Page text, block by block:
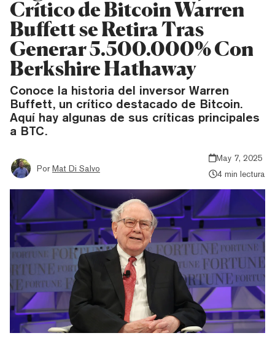
Crítico de Bitcoin Warren
Buffett se Retira Tras
Generar 5.500.000% Con
Berkshire Hathaway
Conoce la historia del inversor Warren
Buffett, un crítico destacado de Bitcoin.
Aquí hay algunas de sus críticas principales
a BTC.
Por Mat Di Salvo
May 7, 2025
4 min lectura